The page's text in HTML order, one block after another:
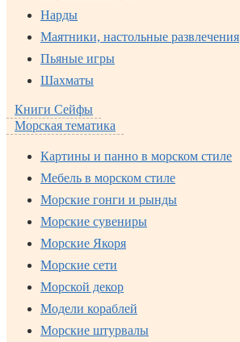
Нарды
Маятники, настольные развлечения
Пьяные игры
Шахматы
Книги Сейфы
Морская тематика
Картины и панно в морском стиле
Мебель в морском стиле
Морские гонги и рынды
Морские сувениры
Морские Якоря
Морские сети
Морской декор
Модели кораблей
Морские штурвалы